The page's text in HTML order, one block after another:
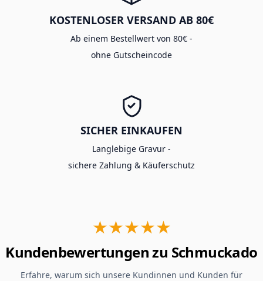
KOSTENLOSER VERSAND AB 80€
Ab einem Bestellwert von 80€ -
ohne Gutscheincode
SICHER EINKAUFEN
Langlebige Gravur -
sichere Zahlung & Käuferschutz
★★★★★
Kundenbewertungen zu Schmuckado
Erfahre, warum sich unsere Kundinnen und Kunden für